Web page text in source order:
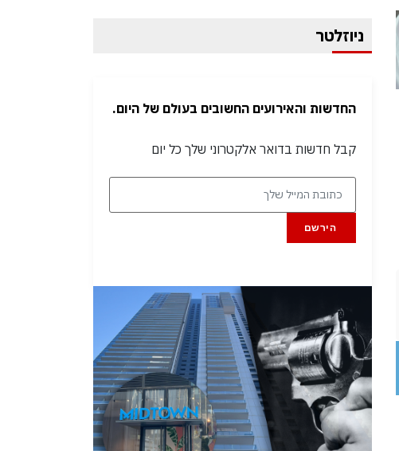
ניוזלטר
החדשות והאירועים החשובים בעולם של היום.
קבל חדשות בדואר אלקטרוני שלך כל יום
הירשם